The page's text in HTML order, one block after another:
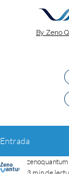
By Zeno
Entrada
zenoquantum